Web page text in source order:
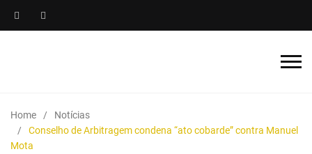
Home
Notícias
Conselho de Arbitragem condena “ato cobarde” contra Manuel
Mota